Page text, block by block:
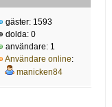
gäster: 1593
dolda: 0
användare: 1
Användare online:
manicken84